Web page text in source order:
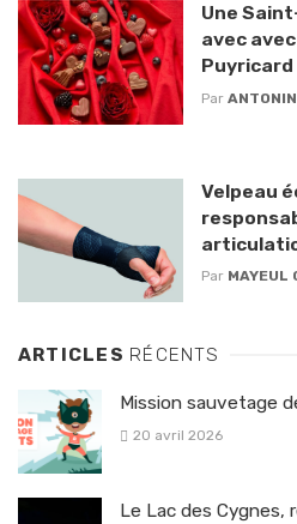
Une
avec
Puyricard
Par
Velpeau
Par MAYEUL
ARTICLES RÉCENTS
Mission sauvetage
20 avril 2026
Le Lac des Cygnes,